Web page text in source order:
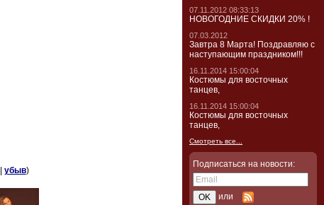
убыв)
07.11.2012 08:33:13
НОВОГОДНИЕ СКИДКИ 20% !
07.03.2012
Завтра 8 Марта! Поздравляю с
наступающим праздником!!!
16.11.2014 15:00:04
Костюмы для восточных
танцев,
16.11.2014 15:00:04
Костюмы для восточных
танцев,
Смотреть все...
Подписаться на новости:
или